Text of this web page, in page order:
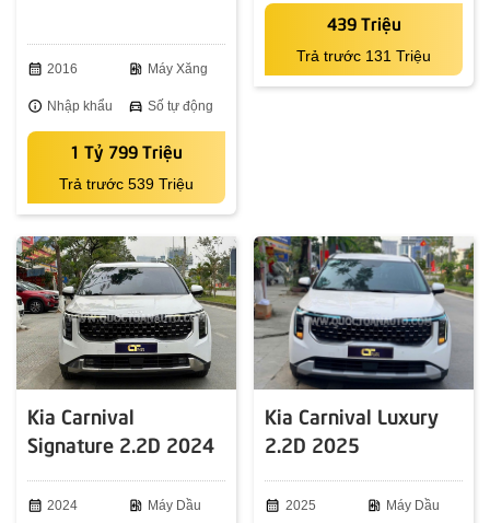
calendar_month 2016 ev_station Máy Xăng
info Nhập khẩu directions_car Số tự động
1 Tỷ 799 Triệu
Trả trước 539 Triệu
439 Triệu
Trả trước 131 Triệu
Kia Carnival
Signature 2.2D 2024
calendar_month 2024 ev_station Máy Dầu
Kia Carnival Luxury
2.2D 2025
calendar_month 2025 ev_station Máy Dầu